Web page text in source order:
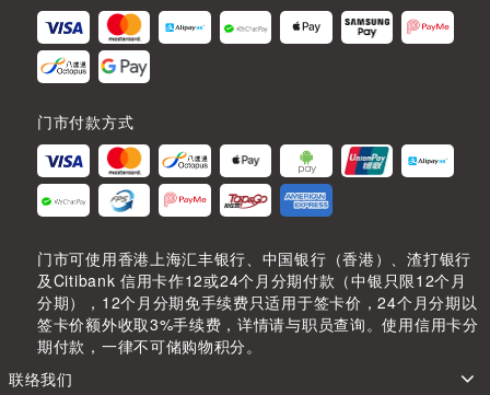
门市付款方式
门市可使用香港上海汇丰银行、中国银行（香港）、渣打银行
及Citibank 信用卡作12或24个月分期付款（中银只限12个月
分期），12个月分期免手续费只适用于签卡价，24个月分期以
签卡价额外收取3%手续费，详情请与职员查询。使用信用卡分
期付款，一律不可储购物积分。
联络我们